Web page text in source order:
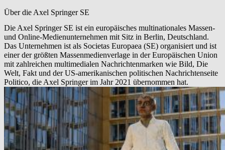
Über die Axel Springer SE
Die Axel Springer SE ist ein europäisches multinationales Massen-
und Online-Medienunternehmen mit Sitz in Berlin, Deutschland.
Das Unternehmen ist als Societas Europaea (SE) organisiert und ist
einer der größten Massenmedienverlage in der Europäischen Union
mit zahlreichen multimedialen Nachrichtenmarken wie Bild, Die
Welt, Fakt und der US-amerikanischen politischen Nachrichtenseite
Politico, die Axel Springer im Jahr 2021 übernommen hat.